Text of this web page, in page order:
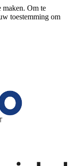
maken. Om te
toestemming om